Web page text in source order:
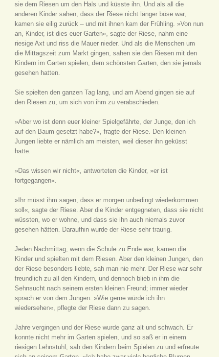
sie dem Riesen um den Hals und küsste ihn. Und als all die
anderen Kinder sahen, dass der Riese nicht länger böse war,
kamen sie eilig zurück – und mit ihnen kam der Frühling. »Von nun
an, Kinder, ist dies euer Garten«, sagte der Riese, nahm eine
riesige Axt und riss die Mauer nieder. Und als die Menschen um
die Mittagszeit zum Markt gingen, sahen sie den Riesen mit den
Kindern im Garten spielen, dem schönsten Garten, den sie jemals
gesehen hatten.
Sie spielten den ganzen Tag lang, und am Abend gingen sie auf
den Riesen zu, um sich von ihm zu verabschieden.
»Aber wo ist denn euer kleiner Spielgefährte, der Junge, den ich
auf den Baum gesetzt habe?«, fragte der Riese. Den kleinen
Jungen liebte er nämlich am meisten, weil dieser ihn geküsst
hatte.
»Das wissen wir nicht«, antworteten die Kinder, »er ist
fortgegangen«.
»Ihr müsst ihm sagen, dass er morgen unbedingt wiederkommen
soll«, sagte der Riese. Aber die Kinder entgegneten, dass sie nicht
wüssten, wo er wohne, und dass sie ihn auch niemals zuvor
gesehen hätten. Daraufhin wurde der Riese sehr traurig.
Jeden Nachmittag, wenn die Schule zu Ende war, kamen die
Kinder und spielten mit dem Riesen. Aber den kleinen Jungen, den
der Riese besonders liebte, sah man nie mehr. Der Riese war sehr
freundlich zu all den Kindern, und dennoch blieb in ihm die
Sehnsucht nach seinem ersten kleinen Freund; immer wieder
sprach er von dem Jungen. »Wie gerne würde ich ihn
wiedersehen«, pflegte der Riese dann zu sagen.
Jahre vergingen und der Riese wurde ganz alt und schwach. Er
konnte nicht mehr im Garten spielen, und so saß er in einem
riesigen Lehnstuhl, sah den Kindern beim Spielen zu und erfreute